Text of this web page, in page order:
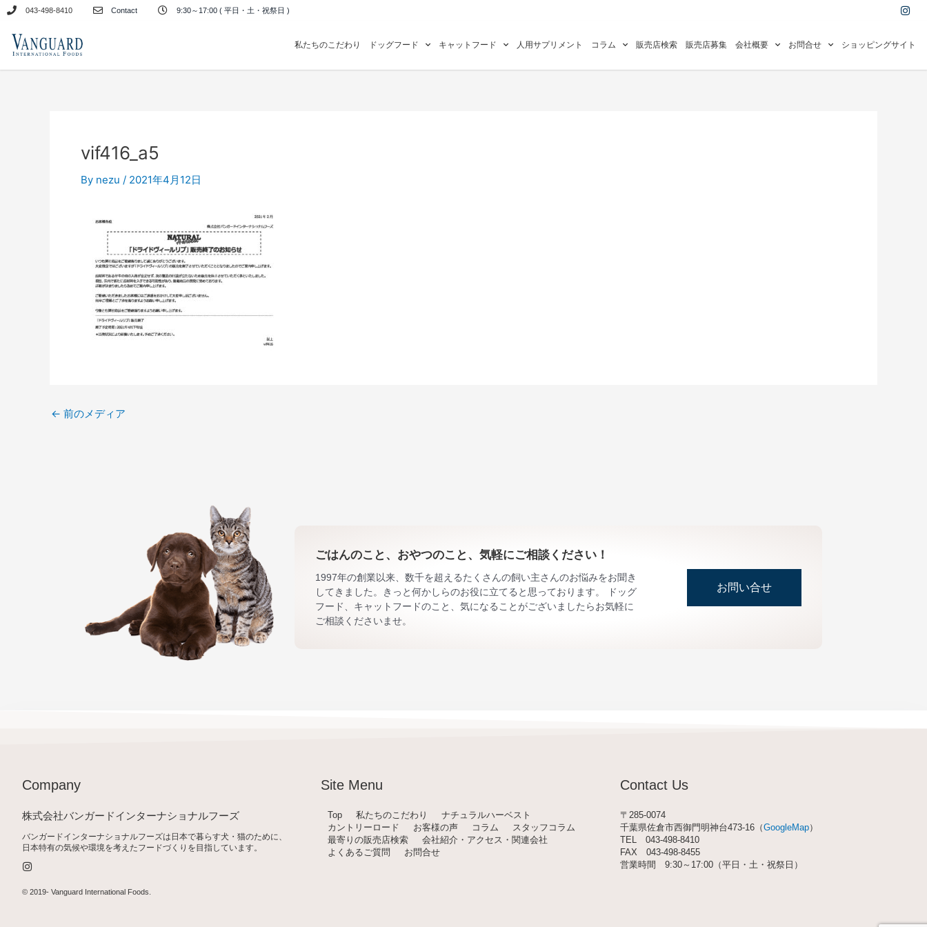
キ
043-498-8410 Contact 9:30～17:00 ( 平日・土・祝祭日 ) I
n
a
r
私たちのこだわり ドッグフード キャットフード 人用サプリメント コラム 販売店検索 販売店募集 会社概要 お問合せ ショッピングサイト
vif416_a5
By nezu / 2021年4月12日
← 前のメディア
ごはんのこと、おやつのこと、気軽にご相談ください！
1997年の創業以来、数千を超えるたくさんの飼い主さんのお悩みをお聞き
してきました。きっと何かしらのお役に立てると思っております。 ドッグ
フード、キャットフードのこと、気になることがございましたらお気軽に
ご相談くださいませ。
お問い合せ
Company
株式会社バンガードインターナショナルフーズ
バンガードインターナショナルフーズは日本で暮らす犬・猫のために、
日本特有の気候や環境を考えたフードづくりを目指しています。
n
t
a
© 2019- Vanguard International Foods
Site Menu
Top 私たちのこだわり
ナチュラルハーベスト
カントリーロード
お客様の声 コラム
スタッフコラム
最寄りの販売店検索
会社紹介・アクセス・関連会社
よくあるご質問
お問合せ
Contact Us
〒285-0074
千葉県佐倉市西御門明神台473-16（GoogleMap）
TEL 043-498-8410
FAX 043-498-8455
営業時間 9:30～17:00（平日・土・祝祭日）